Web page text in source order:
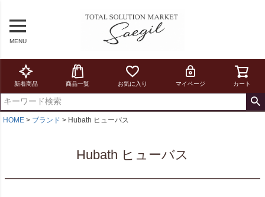
MENU
新着商品 商品一覧 お気に入り マイページ カート
HOME ブランド Hubath ヒューバス
Hubath ヒューバス